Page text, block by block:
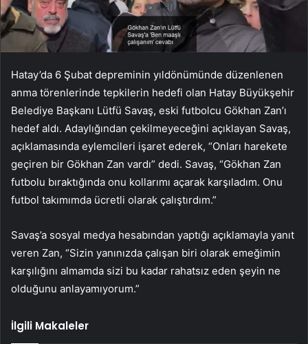
Hatay’da 6 Şubat depreminin yıldönümünde düzenlenen
anma törenlerinde tepkilerin hedefi olan Hatay Büyükşehir
Belediye Başkanı Lütfü Savaş, eski futbolcu Gökhan Zan’ı
hedef aldı. Adaylığından çekilmeyeceğini açıklayan Savaş,
açıklamasında eylemcileri işaret ederek, “Onları harekete
geçiren bir Gökhan Zan vardı” dedi. Savaş, “Gökhan Zan
futbolu bıraktığında onu kollarımı açarak karşıladım. Onu
futbol takımımda ücretli olarak çalıştırdım.”
Savaş’a sosyal medya hesabından yaptığı açıklamayla yanıt
veren Zan, “Sizin yanınızda çalışan biri olarak emeğimin
karşılığını almamda sizi bu kadar rahatsız eden şeyin ne
olduğunu anlayamıyorum.”
İlgili Makaleler